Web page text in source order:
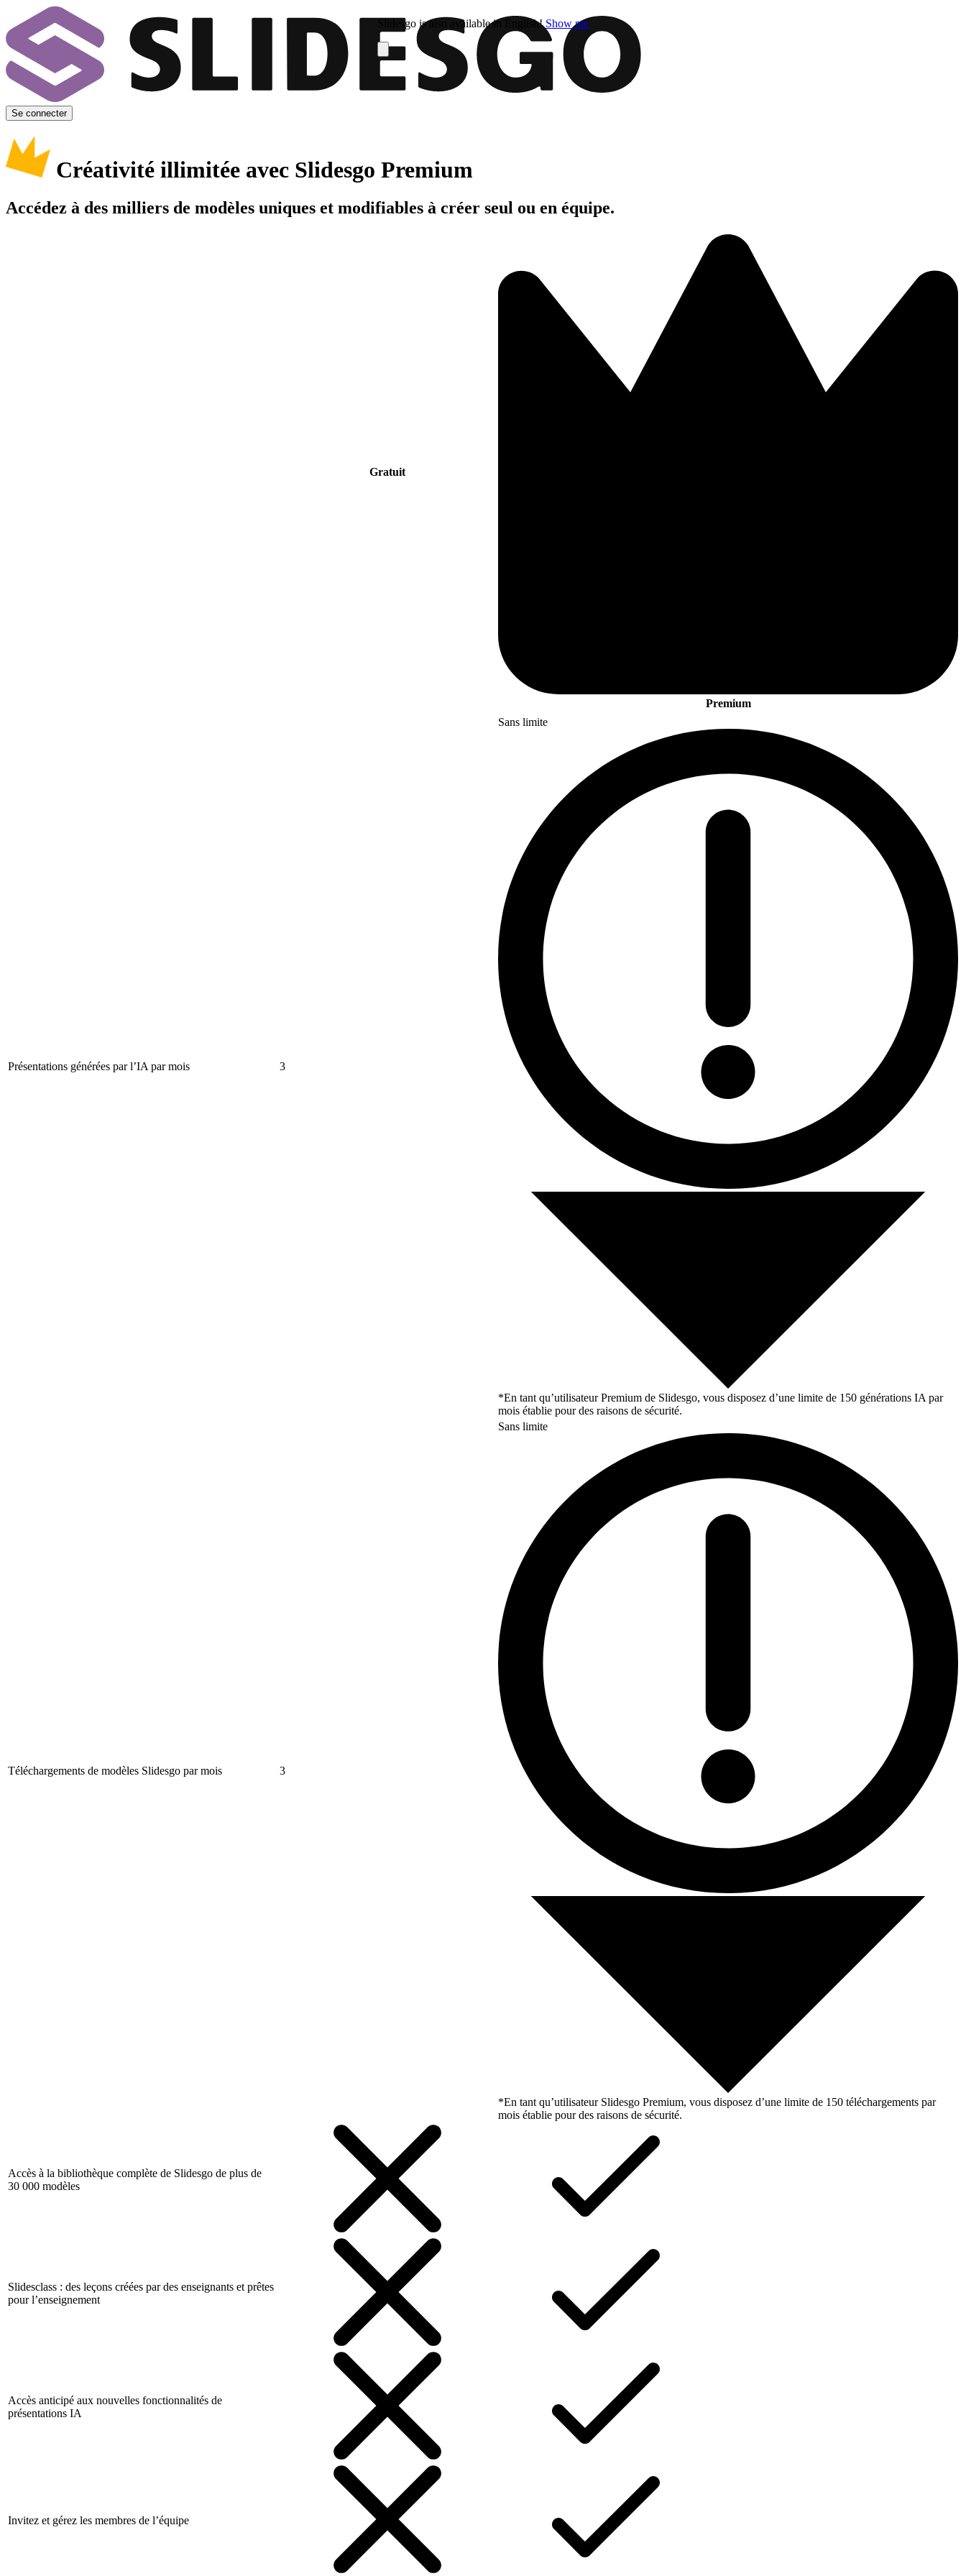
Slidesgo is also available in English! Show me
Se connecter
Créativité illimitée avec Slidesgo Premium
Accédez à des milliers de modèles uniques et modifiables à créer seul ou en équipe.
Gratuit
Premium
Présentations générées par l’IA par mois 3
Sans limite
*En tant qu’utilisateur Premium de Slidesgo, vous disposez d’une limite de 150 générations IA par
mois établie pour des raisons de sécurité.
Téléchargements de modèles Slidesgo par mois 3
Sans limite
*En tant qu’utilisateur Slidesgo Premium, vous disposez d’une limite de 150 téléchargements par
mois établie pour des raisons de sécurité.
Accès à la bibliothèque complète de Slidesgo de plus de
30 000 modèles
Slidesclass : des leçons créées par des enseignants et prêtes
pour l’enseignement
Accès anticipé aux nouvelles fonctionnalités de
présentations IA
Invitez et gérez les membres de l’équipe